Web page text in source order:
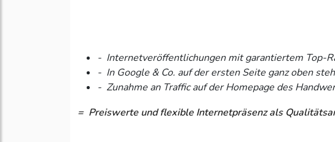
- Internetveröffentlichungen mit garantiertem Top-
- In Google & Co. auf der ersten Seite ganz oben
- Zunahme an Traffic auf der Homepage des
= Preiswerte und flexible Internetpräsenz als